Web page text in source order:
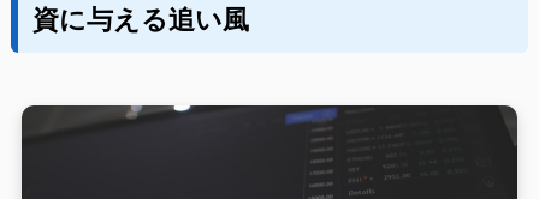
資に与える追い風